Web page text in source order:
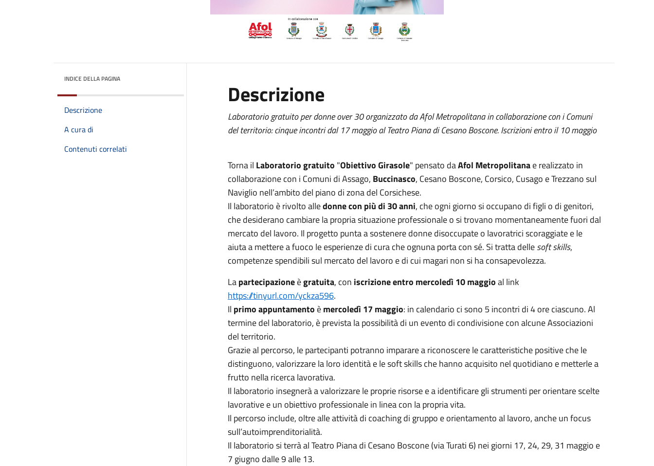
INDICE DELLA PAGINA
Descrizione
A cura di
Contenuti correlati
Descrizione
Laboratorio gratuito per donne over 30 organizzato da Afol Metropolitana in collaborazione con i Comuni
del territorio: cinque incontri dal 17 maggio al Teatro Piana di Cesano Boscone. Iscrizioni entro il 10 maggio
Torna il Laboratorio gratuito "Obiettivo Girasole" pensato daAfol Metropolitanae realizzato in
collaborazione con i Comuni di Assago, Buccinasco, Cesano Boscone, Corsico, Cusago e Trezzano sul
Naviglio nell’ambito del piano di zona del Corsichese.
Il laboratorio è rivolto alledonne con più di 30 anni, che ogni giorno si occupano di figli o di genitori,
che desiderano cambiare la propria situazione professionale o si trovano momentaneamente fuori dal
mercato del lavoro. Il progetto punta a sostenere donne disoccupate o lavoratrici scoraggiate e le
aiuta a mettere a fuoco le esperienze di cura che ognuna porta con sé. Si tratta dellesoft skills,
competenze spendibili sul mercato del lavoro e di cui magari non si ha consapevolezza.
Lapartecipazioneègratuita, con iscrizione entro mercoledì 10 maggioal link
https://tinyurl.com/yckza596.
Il primo appuntamento èmercoledì 17 maggio: in calendario ci sono 5 incontri di 4 ore ciascuno. Al
termine del laboratorio, è prevista la possibilità di un evento di condivisione con alcune Associazioni
del territorio.
Grazie al percorso, le partecipanti potranno imparare a riconoscere le caratteristiche positive che le
distinguono, valorizzare la loro identità e le soft skills che hanno acquisito nel quotidiano e metterle a
frutto nella ricerca lavorativa.
Il laboratorio insegnerà a valorizzare le proprie risorse e a identificare gli strumenti per orientare scelte
lavorative e un obiettivo professionale in linea con la propria vita.
Il percorso include, oltre alle attività di coaching di gruppo e orientamento al lavoro, anche un focus
sull’autoimprenditorialità.
Il laboratorio si terrà al Teatro Piana di Cesano Boscone (via Turati 6) nei giorni 17, 24, 29, 31 maggio e
7 giugno dalle 9 alle 13.